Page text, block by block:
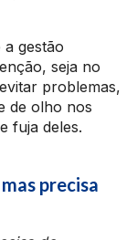
gestão
seja no
problemas,
de olho nos
e fuja deles.
precisa